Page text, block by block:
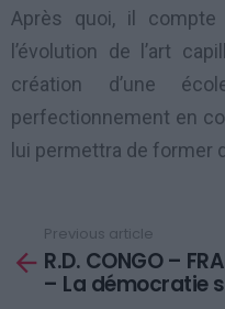
Après quoi, il
l’évolution de l’art
création d’une
perfectionnement en
lui permettra de former
more
Previous article
R.D. CONGO –
– La démocratie